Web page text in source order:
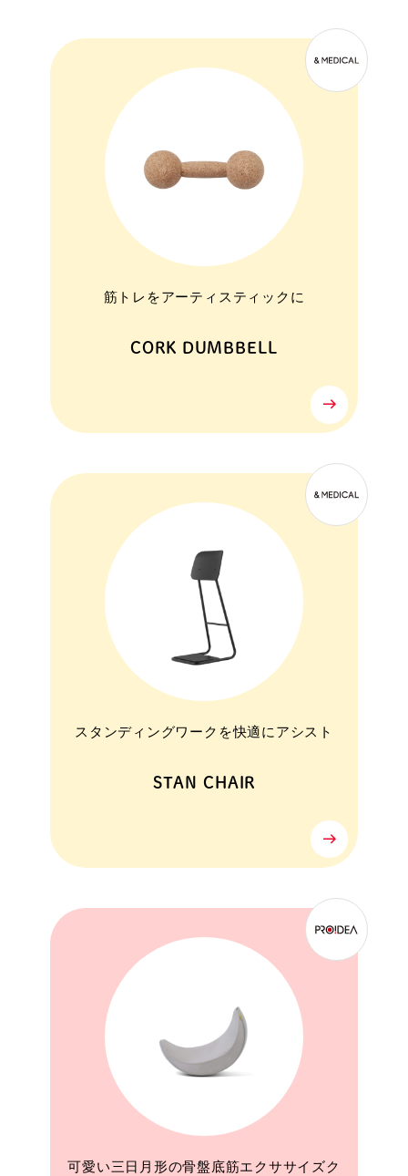
筋トレをアーティスティックに
CORK DUMBBELL
スタンディングワークを快適にアシスト
STAN CHAIR
可愛い三日月形の骨盤底筋エクササイズク